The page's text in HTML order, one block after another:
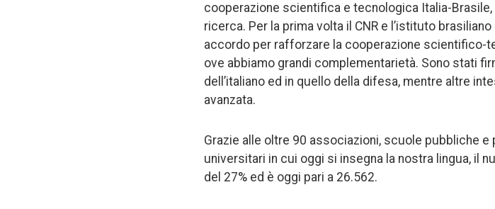
cooperazione scientifica e tecnologica Italia-
ricerca. Per la prima volta il CNR e l’istituto
accordo per rafforzare la cooperazione scientifico-
ove abbiamo grandi complementarietà. Sono stati
dell’italiano ed in quello della difesa, mentre altre
avanzata.
Grazie alle oltre 90 associazioni, scuole pubbliche
universitari in cui oggi si insegna la nostra lingua, il
del 27% ed è oggi pari a 26.562.